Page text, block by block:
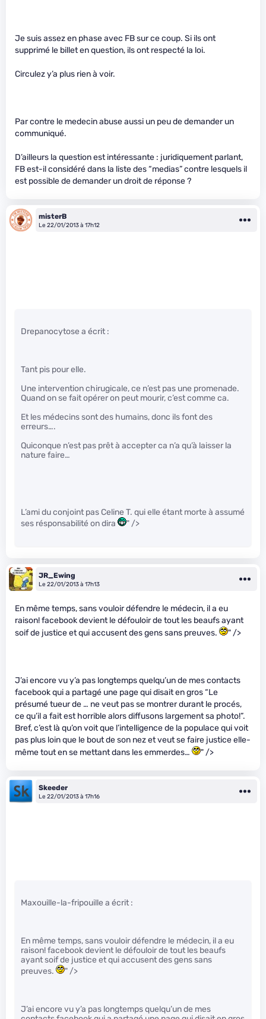
Je suis assez en phase avec FB sur ce coup. Si ils ont
supprimé le billet en question, ils ont respecté la loi.
Circulez y’a plus rien à voir.
Par contre le medecin abuse aussi un peu de demander un
communiqué.
D’ailleurs la question est intéressante : juridiquement parlant,
FB est-il considéré dans la liste des “medias” contre lesquels il
est possible de demander un droit de réponse ?
misterB
Le 22/01/2013 à 17h12
Drepanocytose a écrit :
Tant pis pour elle.
Une intervention chirugicale, ce n’est pas une promenade.
Quand on se fait opérer on peut mourir, c’est comme ca.
Et les médecins sont des humains, donc ils font des
erreurs….
Quiconque n’est pas prêt à accepter ca n’a qu’à laisser la
nature faire…
L’ami du conjoint pas Celine T. qui elle étant morte à assumé
ses résponsabilité on dira
" />
JR_Ewing
Le 22/01/2013 à 17h13
En même temps, sans vouloir défendre le médecin, il a eu
raison! facebook devient le défouloir de tout les beaufs ayant
soif de justice et qui accusent des gens sans preuves.
" />
J’ai encore vu y’a pas longtemps quelqu’un de mes contacts
facebook qui a partagé une page qui disait en gros “Le
présumé tueur de … ne veut pas se montrer durant le procés,
ce qu’il a fait est horrible alors diffusons largement sa photo!”.
Bref, c’est là qu’on voit que l’intelligence de la populace qui voit
pas plus loin que le bout de son nez et veut se faire justice elle-
même tout en se mettant dans les emmerdes…
" />
Skeeder
Le 22/01/2013 à 17h16
Maxouille-la-fripouille a écrit :
En même temps, sans vouloir défendre le médecin, il a eu
raison! facebook devient le défouloir de tout les beaufs
ayant soif de justice et qui accusent des gens sans
preuves.
" />
J’ai encore vu y’a pas longtemps quelqu’un de mes